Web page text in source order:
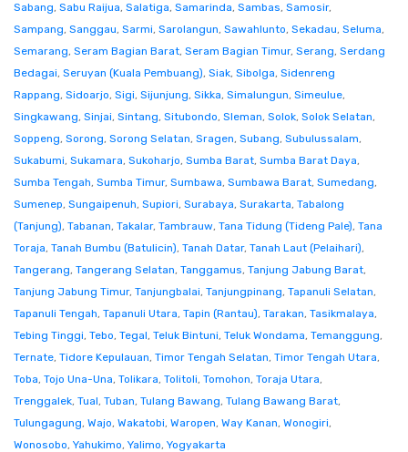
Sabang, Sabu Raijua, Salatiga, Samarinda, Sambas, Samosir,
Sampang, Sanggau, Sarmi, Sarolangun, Sawahlunto, Sekadau, Seluma,
Semarang, Seram Bagian Barat, Seram Bagian Timur, Serang, Serdang
Bedagai, Seruyan (Kuala Pembuang), Siak, Sibolga, Sidenreng
Rappang, Sidoarjo, Sigi, Sijunjung, Sikka, Simalungun, Simeulue,
Singkawang, Sinjai, Sintang, Situbondo, Sleman, Solok, Solok Selatan,
Soppeng, Sorong, Sorong Selatan, Sragen, Subang, Subulussalam,
Sukabumi, Sukamara, Sukoharjo, Sumba Barat, Sumba Barat Daya,
Sumba Tengah, Sumba Timur, Sumbawa, Sumbawa Barat, Sumedang,
Sumenep, Sungaipenuh, Supiori, Surabaya, Surakarta, Tabalong
(Tanjung), Tabanan, Takalar, Tambrauw, Tana Tidung (Tideng Pale), Tana
Toraja, Tanah Bumbu (Batulicin), Tanah Datar, Tanah Laut (Pelaihari),
Tangerang, Tangerang Selatan, Tanggamus, Tanjung Jabung Barat,
Tanjung Jabung Timur, Tanjungbalai, Tanjungpinang, Tapanuli Selatan,
Tapanuli Tengah, Tapanuli Utara, Tapin (Rantau), Tarakan, Tasikmalaya,
Tebing Tinggi, Tebo, Tegal, Teluk Bintuni, Teluk Wondama, Temanggung,
Ternate, Tidore Kepulauan, Timor Tengah Selatan, Timor Tengah Utara,
Toba, Tojo Una-Una, Tolikara, Tolitoli, Tomohon, Toraja Utara,
Trenggalek, Tual, Tuban, Tulang Bawang, Tulang Bawang Barat,
Tulungagung, Wajo, Wakatobi, Waropen, Way Kanan, Wonogiri,
Wonosobo, Yahukimo, Yalimo, Yogyakarta